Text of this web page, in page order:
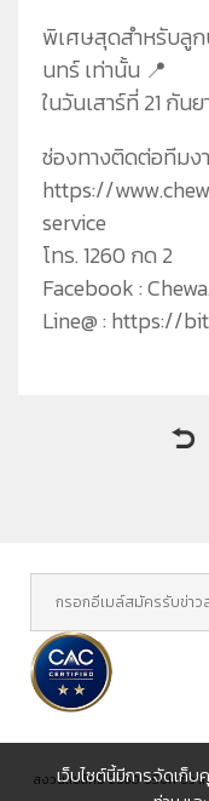
พิเศษสุดสำหรับลูก
นทร์ เท่านั้น 📍
ในวันเสาร์ที่ 21 กัน
ช่องทางติดต่อทีม
https://
service
โทร. 1260 กด 2
Facebook :
Line@ : https://
สงวนลิขสิทธิ์ 2560 บริษัท ชีวา
เว็บไซต์นี้มีการจัดเก็